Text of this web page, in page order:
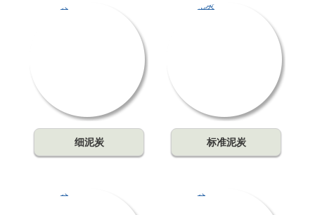
细泥炭 标准泥炭